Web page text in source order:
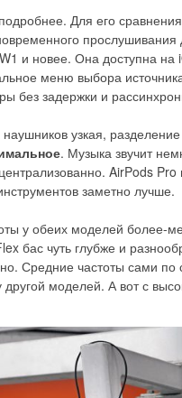
Для его
прослушивания
и новее. Она доступна на
меню выбора
без задержки и
узкая,
. Музыка звучит
AirPods
заметно лучше.
у обеих моделей более-
бас чуть глубже и
Средние частоты сами по
другой моделей. А вот с